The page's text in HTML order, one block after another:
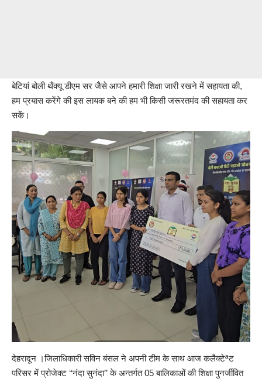
बेटियां बोली थैंक्यू डीएम सर जैैसे आपने हमारी शिक्षा जारी रखने में सहायता की,
हम प्रयास करेंगे की इस लायक बने की हम भी किसी जरूरतमंद की सहायता कर
सकें।
देहरादून ।जिलाधिकारी सविन बंसल ने अपनी टीम के साथ आज कलैक्टेªट
परिसर में प्रोजेक्ट ‘‘नंदा सुनंदा’’ के अन्तर्गत 05 बालिकाओं की शिक्षा पुनर्जीवित